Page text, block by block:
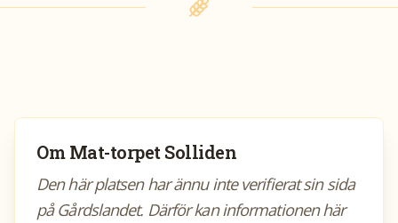
OmMat-torpet Solliden
Den här platsen har ännu inte verifierat sin sida
på Gårdslandet. Därför kan informationen här